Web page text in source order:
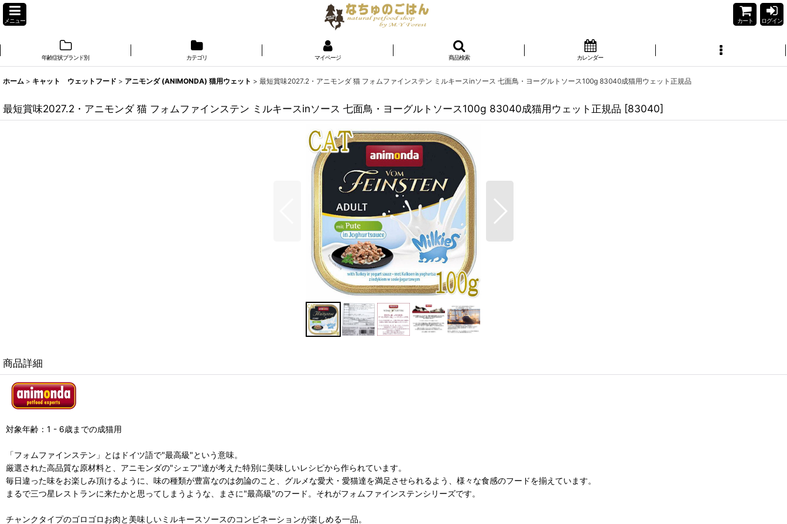
メニュー カート ログイン
年齢症状ブランド別 カテゴリ マイページ 商品検索 カレンダー
ホーム > キャット ウェットフード > アニモンダ (ANIMONDA) 猫用ウェット > 最短賞味2027.2・アニモンダ 猫 フォムファインステン ミルキースinソース 七面鳥・ヨーグルトソース100g 83040成猫用ウェット正規品
最短賞味2027.2・アニモンダ 猫 フォムファインステン ミルキースinソース 七面鳥・ヨーグルトソース100g 83040成猫用ウェット正規品 [83040]
商品詳細
対象年齢：1 - 6歳までの成猫用
「フォムファインステン」とはドイツ語で"最高級"という意味。
厳選された高品質な原材料と、アニモンダの"シェフ"達が考えた特別に美味しいレシピから作られています。
毎日違った味をお楽しみ頂けるように、味の種類が豊富なのは勿論のこと、グルメな愛犬・愛猫達を満足させられるよう、様々な食感のフードを揃えています。
まるで三つ星レストランに来たかと思ってしまうような、まさに"最高級"のフード。それがフォムファインステンシリーズです。
チャンクタイプのゴロゴロお肉と美味しいミルキースソースのコンビネーションが楽しめる一品。